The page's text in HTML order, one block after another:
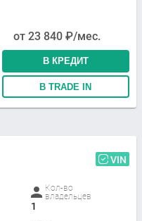
от 23 840 ₽/мес.
В КРЕДИТ
В TRADE IN
VIN
Кол-во
владельцев
1